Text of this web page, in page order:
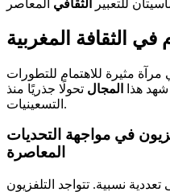
للتعبير
الثقافي
في الثقافة المغربية
مرآة مثيرة للاهتمام للتطورات
شهد هذا
المجال تحولًا جذريًا منذ
التسعينيات.
في مواجهة التحديات
المعاصرة
تعددية نسبية. تتواجد التلفزيون